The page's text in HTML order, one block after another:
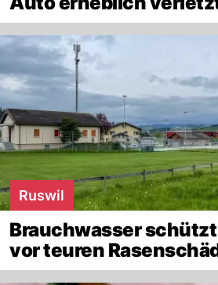
Ruswil
Brauchwasser
vor teuren